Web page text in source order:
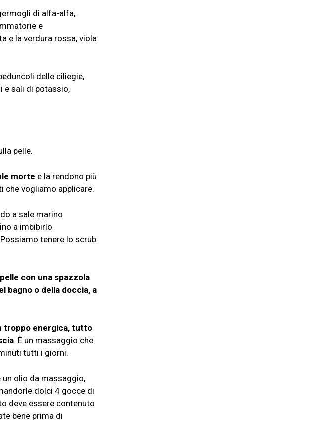
di alfa-alfa,
e
e la verdura rossa, viola
delle ciliegie,
e sali di potassio,
pelle.
morte e la rendono più
che vogliamo applicare.
a sale marino
a imbibirlo
tenere lo scrub
con una spazzola
bagno o della doccia, a
troppo energica, tutto
. È un massaggio che
tutti i giorni.
un olio da massaggio,
dolci 4 gocce di
deve essere contenuto
bene prima di